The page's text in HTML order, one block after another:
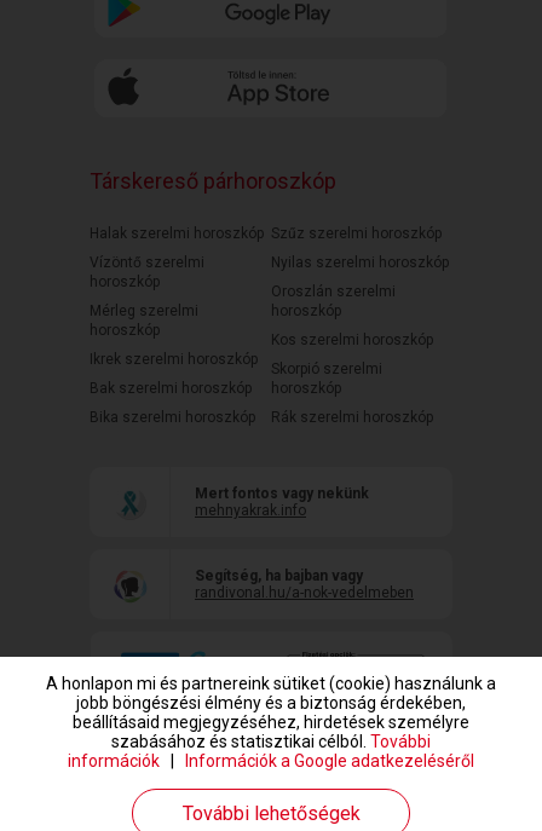
Társkereső párhoroszkóp
Halak szerelmi horoszkóp
Vízöntő szerelmi
horoszkóp
Mérleg szerelmi
horoszkóp
Ikrek szerelmi horoszkóp
Bak szerelmi horoszkóp
Bika szerelmi horoszkóp
Szűz szerelmi horoszkóp
Nyilas szerelmi horoszkóp
Oroszlán szerelmi
horoszkóp
Kos szerelmi horoszkóp
Skorpió szerelmi
horoszkóp
Rák szerelmi horoszkóp
Mert fontos vagy nekünk
mehnyakrak.info
Segítség, ha bajban vagy
randivonal.hu/a-nok-vedelmeben
www.randivonal.hu © Copyright 1999-2026 Dating Central Europe Zrt.
A honlapon mi és partnereink sütiket (cookie) használunk a
jobb böngészési élmény és a biztonság érdekében,
beállításaid megjegyzéséhez, hirdetések személyre
szabásához és statisztikai célból. További
információk
Információk a Google adatkezeléséről
További lehetőségek